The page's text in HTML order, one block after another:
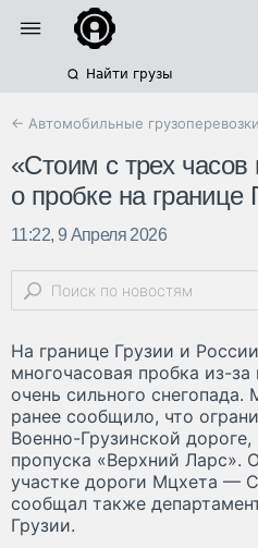
Найти грузы
← Автомобильные грузоперевозки
«Стоим с трех
о пробке на границе
11:22, 9 Апреля 2026
На границе Грузии и
многочасовая пробка из-
очень сильного
ранее сообщило, что
Военно-Грузинской
пропуска «Верхний Ларс».
участке дороги Мцхета —
сообщал также
Грузии.